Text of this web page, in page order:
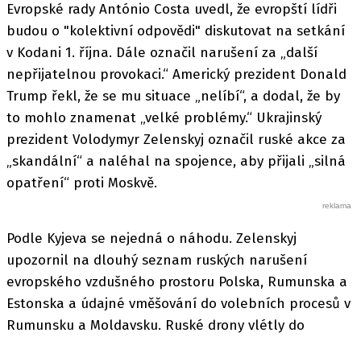
Evropské rady António Costa uvedl, že evropští lídři
budou o "kolektivní odpovědi" diskutovat na setkání
v Kodani 1. října. Dále označil narušení za „další
nepřijatelnou provokaci.“ Americký prezident Donald
Trump řekl, že se mu situace „nelíbí“, a dodal, že by
to mohlo znamenat „velké problémy.“ Ukrajinský
prezident Volodymyr Zelenskyj označil ruské akce za
„skandální“ a naléhal na spojence, aby přijali „silná
opatření“ proti Moskvě.
Podle Kyjeva se nejedná o náhodu. Zelenskyj
upozornil na dlouhý seznam ruských narušení
evropského vzdušného prostoru Polska, Rumunska a
Estonska a údajné vměšování do volebních procesů v
Rumunsku a Moldavsku. Ruské drony vlétly do